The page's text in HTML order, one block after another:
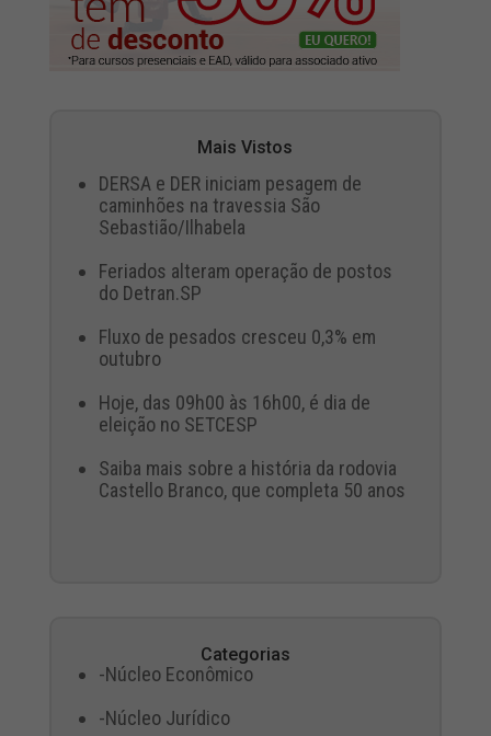
Mais Vistos
DERSA e DER iniciam pesagem de
caminhões na travessia São
Sebastião/Ilhabela
Feriados alteram operação de postos
do Detran.SP
Fluxo de pesados cresceu 0,3% em
outubro
Hoje, das 09h00 às 16h00, é dia de
eleição no SETCESP
Saiba mais sobre a história da rodovia
Castello Branco, que completa 50 anos
Categorias
-Núcleo Econômico
-Núcleo Jurídico